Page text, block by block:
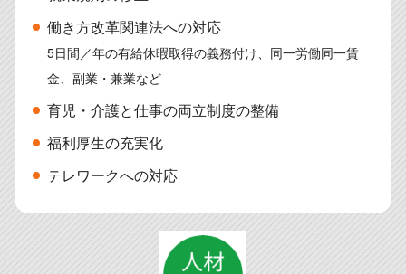
働き方改革関連法への対応
5日間／年の有給休暇取得の義務付け、同一労働同一賃
金、副業・兼業など
育児・介護と仕事の両立制度の整備
福利厚生の充実化
テレワークへの対応